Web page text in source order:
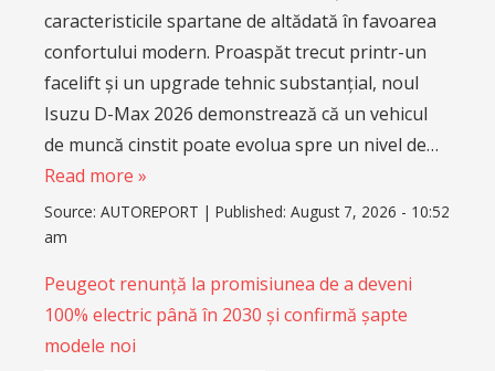
caracteristicile spartane de altădată în favoarea
confortului modern. Proaspăt trecut printr-un
facelift și un upgrade tehnic substanțial, noul
Isuzu D-Max 2026 demonstrează că un vehicul
de muncă cinstit poate evolua spre un nivel de…
Read more »
Source: AUTOREPORT | Published: August 7, 2026 - 10:52
am
Peugeot renunță la promisiunea de a deveni
100% electric până în 2030 și confirmă șapte
modele noi